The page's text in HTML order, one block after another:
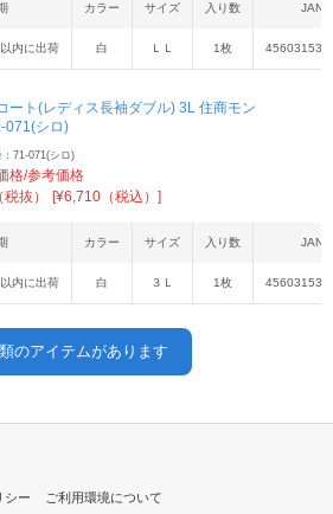
カラー サイズ 入り数 JAN
内に出荷 白 ＬＬ 1枚
ート(レディス長袖ダブル) 3L 住商モン
071(シロ)
：71-071(シロ)
格/参考価格
（税抜） [¥6,710（税込）]
カラー サイズ 入り数 JAN
内に出荷 白 ３Ｌ 1枚
のアイテムがあります
シー ご利用環境について